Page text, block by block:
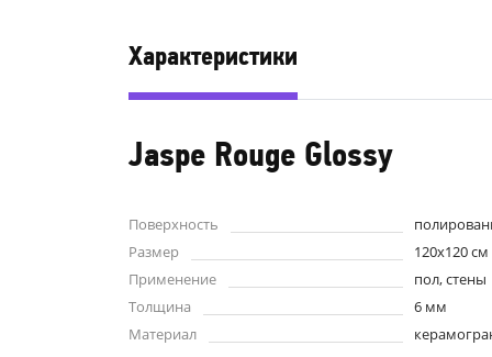
Характеристики
Jaspe Rouge Glossy
Поверхность
Размер
120x120 см
Применение
пол, стены
Толщина
6 мм
Материал